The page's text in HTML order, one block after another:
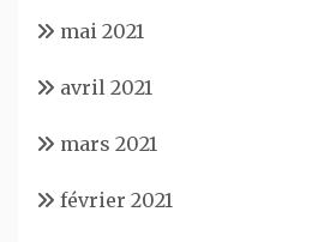
mai 2021
avril 2021
mars 2021
février 2021